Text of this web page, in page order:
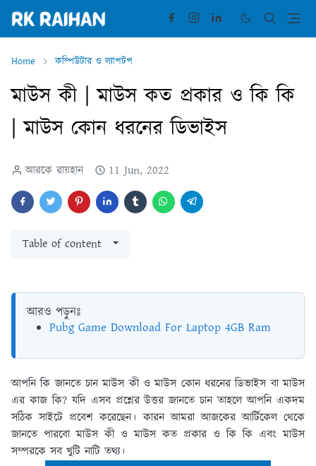
Home কম্পিউটার ও ল্যাপটপ
মাউস কী | মাউস কত প্রকার ও কি কি
| মাউস কোন ধরনের ডিভাইস
আরকে রায়হান 11 Jun, 2022
Table of content
আরও পড়ুনঃ
Pubg Game Download For Laptop 4GB Ram
আপনি কি জানতে চান মাউস কী ও মাউস কোন ধরনের ডিভাইস বা মাউস
এর কাজ কি? যদি এসব প্রশ্নের উত্তর জানতে চান তাহলে আপনি একদম
সঠিক সাইটে প্রবেশ করেছেন। কারন আমরা আজকের আর্টিকেল থেকে
জানতে পারবো মাউস কী ও মাউস কত প্রকার ও কি কি এবং মাউস
সম্পরকে সব খুটি নাটি তথ্য।